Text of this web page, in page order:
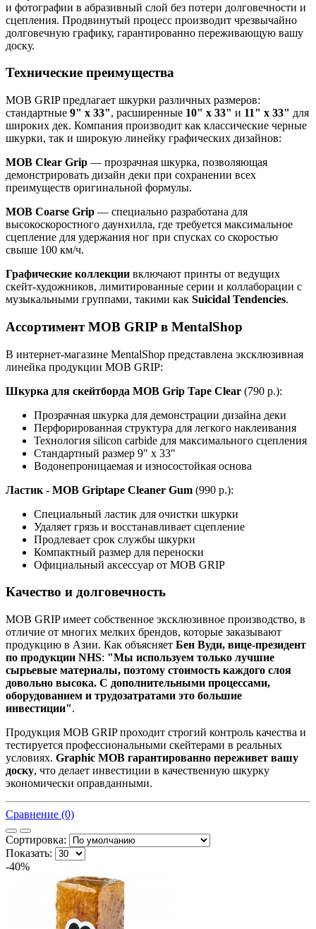
и фотографии в абразивный слой без потери долговечности и
сцепления. Продвинутый процесс производит чрезвычайно
долговечную графику, гарантированно переживающую вашу
доску.
Технические преимущества
MOB GRIP предлагает шкурки различных размеров:
стандартные 9" x 33", расширенные 10" x 33" и 11" x 33" для
широких дек. Компания производит как классические черные
шкурки, так и широкую линейку графических дизайнов:
MOB Clear Grip — прозрачная шкурка, позволяющая
демонстрировать дизайн деки при сохранении всех
преимуществ оригинальной формулы.
MOB Coarse Grip — специально разработана для
высокоскоростного даунхилла, где требуется максимальное
сцепление для удержания ног при спусках со скоростью
свыше 100 км/ч.
Графические коллекции включают принты от ведущих
скейт-художников, лимитированные серии и коллаборации с
музыкальными группами, такими как Suicidal Tendencies.
Ассортимент MOB GRIP в MentalShop
В интернет-магазине MentalShop представлена эксклюзивная
линейка продукции MOB GRIP:
Шкурка для скейтборда MOB Grip Tape Clear (790 р.):
Прозрачная шкурка для демонстрации дизайна деки
Перфорированная структура для легкого наклеивания
Технология silicon carbide для максимального сцепления
Стандартный размер 9" x 33"
Водонепроницаемая и износостойкая основа
Ластик - MOB Griptape Cleaner Gum (990 р.):
Специальный ластик для очистки шкурки
Удаляет грязь и восстанавливает сцепление
Продлевает срок службы шкурки
Компактный размер для переноски
Официальный аксессуар от MOB GRIP
Качество и долговечность
MOB GRIP имеет собственное эксклюзивное производство, в
отличие от многих мелких брендов, которые заказывают
продукцию в Азии. Как объясняет Бен Вуди, вице-президент
по продукции NHS: "Мы используем только лучшие
сырьевые материалы, поэтому стоимость каждого слоя
довольно высока. С дополнительными процессами,
оборудованием и трудозатратами это большие
инвестиции".
Продукция MOB GRIP проходит строгий контроль качества и
тестируется профессиональными скейтерами в реальных
условиях. Graphic MOB гарантированно переживет вашу
доску, что делает инвестиции в качественную шкурку
экономически оправданными.
Сравнение (0)
Сортировка:
Показать:
-40%